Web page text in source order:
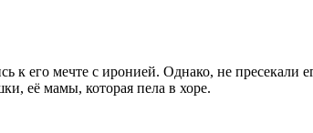
его мечте с иронией. Однако, не пресекали
её мамы, которая пела в хоре.